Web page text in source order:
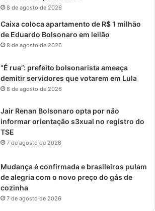
8 de agosto de 2026
Caixa coloca apartamento de R$ 1 milhão
de Eduardo Bolsonaro em leilão
8 de agosto de 2026
“É rua”: prefeito bolsonarista ameaça
demitir servidores que votarem em Lula
8 de agosto de 2026
Jair Renan Bolsonaro opta por não
informar orientação s3xual no registro do
TSE
7 de agosto de 2026
Mudança é confirmada e brasileiros pulam
de alegria com o novo preço do gás de
cozinha
7 de agosto de 2026